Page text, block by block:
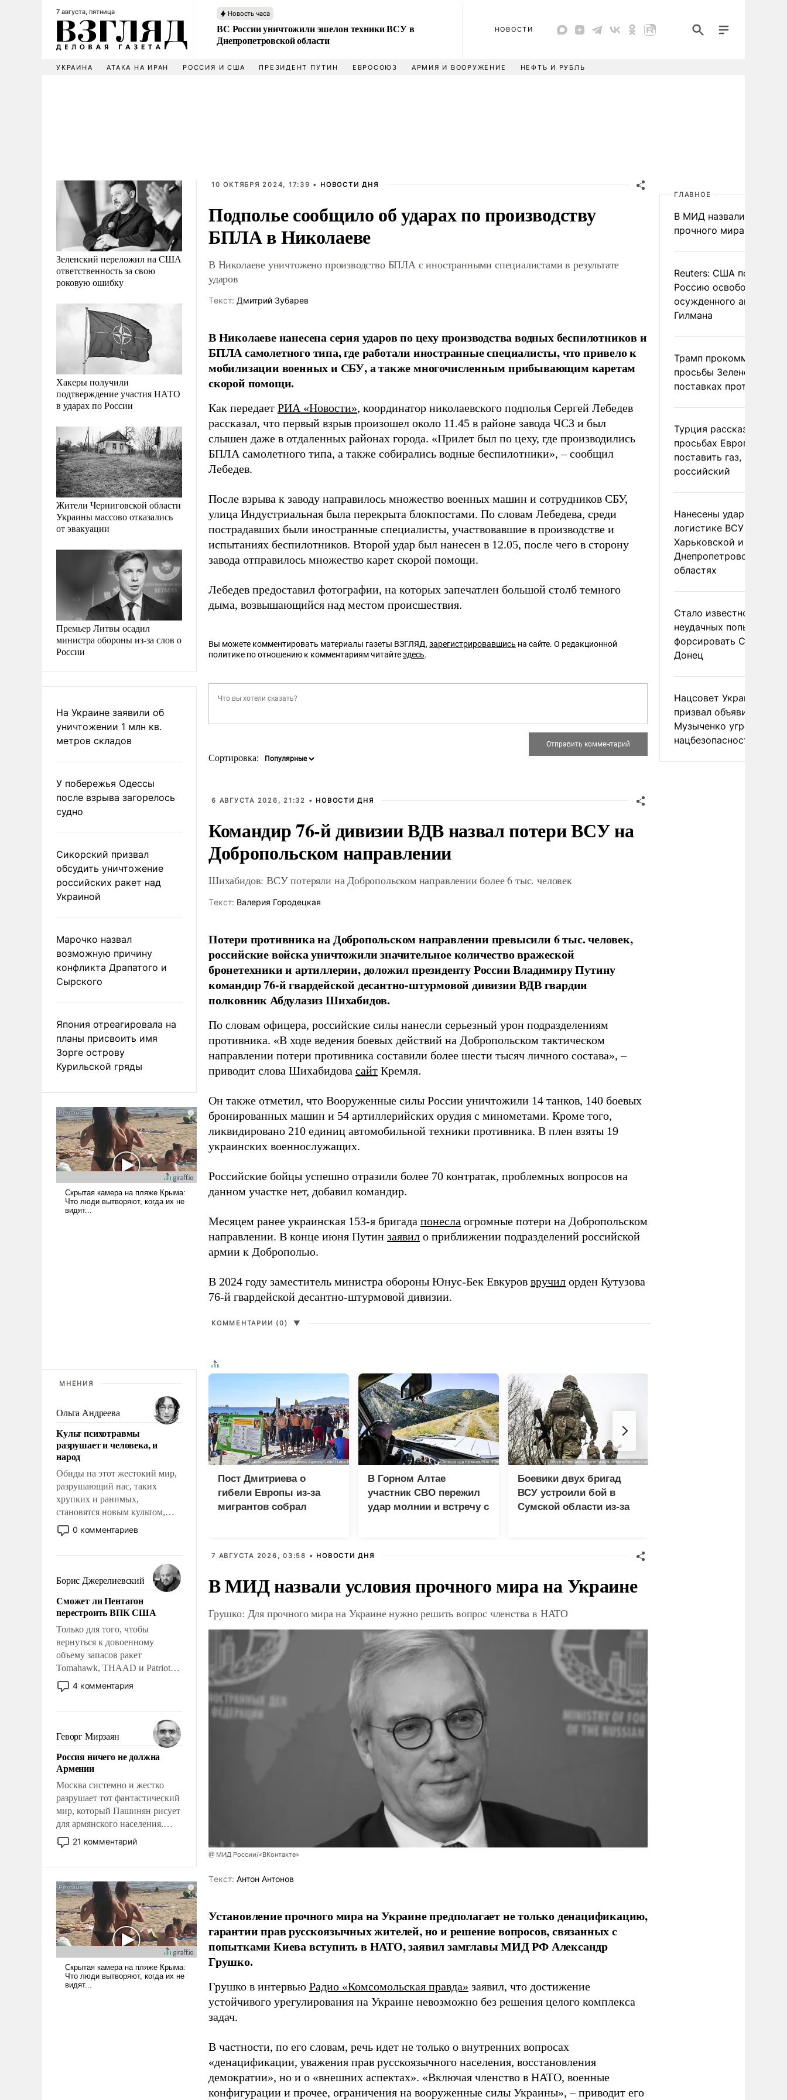
7 августа, пятница Новость часа
ВС России уничтожили эшелон техники ВСУ в
Днепропетровской области
НОВОСТИ
УКРАИНА АТАКА НА ИРАН РОССИЯ И США ПРЕЗИДЕНТ ПУТИН ЕВРОСОЮЗ АРМИЯ И ВООРУЖЕНИЕ НЕФТЬ И РУБЛЬ
Зеленский переложил на США
ответственность за свою
роковую ошибку
Хакеры получили
подтверждение участия НАТО
в ударах по России
Жители Черниговской области
Украины массово отказались
от эвакуации
Премьер Литвы осадил
министра обороны из-за слов о
России
На Украине заявили об
уничтожении 1 млн кв.
метров складов
У побережья Одессы
после взрыва загорелось
судно
Сикорский призвал
обсудить уничтожение
российских ракет над
Украиной
Марочко назвал
возможную причину
конфликта Драпатого и
Сырского
Япония отреагировала на
планы присвоить имя
Зорге острову
Курильской гряды
МНЕНИЯ
Ольга Андреева
Культ психотравмы
разрушает и человека, и
народ
Обиды на этот жестокий мир,
разрушающий нас, таких
хрупких и ранимых,
становятся новым культом,
постепенно вытесняя и
отменяя традиционное
мужественным и твердым под
ударами судьбы, брать на себя
ответственность, помогать
слабым, идти вперед и
адаптироваться.
0 комментариев
Борис Джерелиевский
Сможет ли Пентагон
перестроить ВПК США
Только для того, чтобы
вернуться к довоенному
объему запасов ракет
Tomahawk, THAAD и Patriot
США потребуется более трех
лет. Даже небольшая война с
Сложившаяся ситуация
означает многолетний период
уязвимости США, например,
перед Китаем.
4 комментария
Геворг Мирзаян
Россия ничего не должна
Армении
Москва системно и жестко
разрушает тот фантастический
мир, который Пашинян рисует
для армянского населения.
Мир, где политические
прожекты будут безусловно
налогоплательщиков и где
Еревану за свои поступки не
нужно отвечать.
21 комментарий
10 ОКТЯБРЯ 2024, 17:39 • НОВОСТИ ДНЯ
Подполье сообщило об ударах по производству
БПЛА в Николаеве
В Николаеве уничтожено производство БПЛА с иностранными специалистами в результате
ударов
Tекст: Дмитрий Зубарев
В Николаеве нанесена серия ударов по цеху производства водных беспилотников и
БПЛА самолетного типа, где работали иностранные специалисты, что привело к
мобилизации военных и СБУ, а также многочисленным прибывающим каретам
скорой помощи.
Как передает РИА «Новости», координатор николаевского подполья Сергей Лебедев
рассказал, что первый взрыв произошел около 11.45 в районе завода ЧСЗ и был
слышен даже в отдаленных районах города. «Прилет был по цеху, где производились
БПЛА самолетного типа, а также собирались водные беспилотники», – сообщил
Лебедев.
После взрыва к заводу направилось множество военных машин и сотрудников СБУ,
улица Индустриальная была перекрыта блокпостами. По словам Лебедева, среди
пострадавших были иностранные специалисты, участвовавшие в производстве и
испытаниях беспилотников. Второй удар был нанесен в 12.05, после чего в сторону
завода отправилось множество карет скорой помощи.
Лебедев предоставил фотографии, на которых запечатлен большой столб темного
дыма, возвышающийся над местом происшествия.
Вы можете комментировать материалы газеты ВЗГЛЯД, зарегистрировавшись на сайте. О редакционной
политике по отношению к комментариям читайтездесь.
Сортировка:
6 АВГУСТА 2026, 21:32 • НОВОСТИ ДНЯ
Командир 76-й дивизии ВДВ назвал потери ВСУ на
Добропольском направлении
Шихабидов: ВСУ потеряли на Добропольском направлении более 6 тыс. человек
Tекст: Валерия Городецкая
Потери противника на Добропольском направлении превысили 6 тыс. человек,
российские войска уничтожили значительное количество вражеской
бронетехники и артиллерии, доложил президенту России Владимиру Путину
командир 76-й гвардейской десантно-штурмовой дивизии ВДВ гвардии
полковник Абдулазиз Шихабидов.
По словам офицера, российские силы нанесли серьезный урон подразделениям
противника. «В ходе ведения боевых действий на Добропольском тактическом
направлении потери противника составили более шести тысяч личного состава», –
приводит слова Шихабидова сайт Кремля.
Он также отметил, что Вооруженные силы России уничтожили 14 танков, 140 боевых
бронированных машин и 54 артиллерийских орудия с минометами. Кроме того,
ликвидировано 210 единиц автомобильной техники противника. В плен взяты 19
украинских военнослужащих.
Российские бойцы успешно отразили более 70 контратак, проблемных вопросов на
данном участке нет, добавил командир.
Месяцем ранее украинская 153-я бригада понесла огромные потери на Добропольском
направлении. В конце июня Путин заявил о приближении подразделений российской
армии к Доброполью.
В 2024 году заместитель министра обороны Юнус-Бек Евкуров вручил орден Кутузова
76-й гвардейской десантно-штурмовой дивизии.
КОММЕНТАРИИ (0) ▼
Пост Дмитриева о
гибели Европы из-за
мигрантов собрал
В Горном Алтае
участник СВО пережил
удар молнии и встречу с
Боевики двух бригад
ВСУ устроили бой в
Сумской области из-за
7 АВГУСТА 2026, 03:58 • НОВОСТИ ДНЯ
В МИД назвали условия прочного мира на Украине
Грушко: Для прочного мира на Украине нужно решить вопрос членства в НАТО
@ МИД России/«ВКонтакте»
Tекст: Антон Антонов
Установление прочного мира на Украине предполагает не только денацификацию,
гарантии прав русскоязычных жителей, но и решение вопросов, связанных с
попытками Киева вступить в НАТО, заявил замглавы МИД РФ Александр
Грушко.
Грушко в интервью Радио «Комсомольская правда» заявил, что достижение
устойчивого урегулирования на Украине невозможно без решения целого комплекса
задач.
В частности, по его словам, речь идет не только о внутренних вопросах
«денацификации, уважения прав русскоязычного населения, восстановления
демократии», но и о «внешних аспектах». «Включая членство в НАТО, военные
конфигурации и прочее, ограничения на вооруженные силы Украины», – приводит его
ГЛАВНОЕ
В МИД назвали условия
прочного мира на
Reuters: США
Россию освободить
осужденного
Гилмана
Трамп
просьбы Зеленского о
поставках
Турция рассказала о
просьбах Европы
поставить газ, но не
российский
Нанесены удары по
логистике ВСУ в
Харьковской и
Днепропетровской
областях
Стало известно о
неудачных попытках
форсировать
Донец
Нацсовет Украины по
призвал объявить
Музыченко угрозой
нацбезопасности